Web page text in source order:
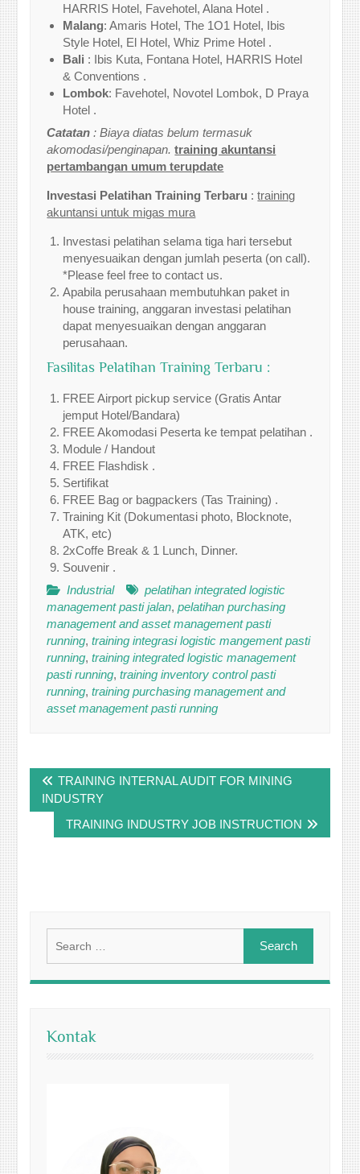
HARRIS Hotel, Favehotel, Alana Hotel .
Malang: Amaris Hotel, The 1O1 Hotel, Ibis
Style Hotel, El Hotel, Whiz Prime Hotel .
Bali : Ibis Kuta, Fontana Hotel, HARRIS Hotel
& Conventions .
Lombok: Favehotel, Novotel Lombok, D Praya
Hotel .
Catatan: Biaya diatas belum termasuk
akomodasi/penginapan.training akuntansi
pertambangan umum terupdate
Investasi Pelatihan Training Terbaru :training
akuntansi untuk migas mura
Investasi pelatihan selama tiga hari tersebut
menyesuaikan dengan jumlah peserta (on call).
*Please feel free to contact us.
Apabila perusahaan membutuhkan paket in
house training, anggaran investasi pelatihan
dapat menyesuaikan dengan anggaran
perusahaan.
Fasilitas Pelatihan Training Terbaru :
FREE Airport pickup service (Gratis Antar
jemput Hotel/Bandara)
FREE Akomodasi Peserta ke tempat pelatihan .
Module / Handout
FREE Flashdisk .
Sertifikat
FREE Bag or bagpackers (Tas Training) .
Training Kit (Dokumentasi photo, Blocknote,
ATK, etc)
2xCoffe Break & 1 Lunch, Dinner.
Souvenir .
Industrial
pelatihan integrated logistic
management pasti jalan,pelatihan purchasing
management and asset management pasti
running,training integrasi logistic mangement pasti
running,training integrated logistic management
pasti running,training inventory control pasti
running,training purchasing management and
asset management pasti running
navigation
TRAINING INTERNAL AUDIT FOR MINING
INDUSTRY
TRAINING INDUSTRY JOB INSTRUCTION
for:
Kontak